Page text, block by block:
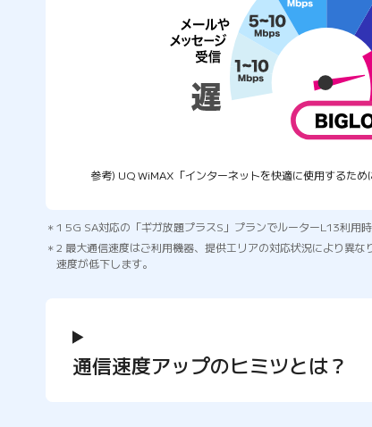
参考) UQ WiMAX「インターネットを快適に使用するた
1 5G SA対応の「ギガ放題プラスS」プランでルーターL13利用
2 最大通信速度はご利用機器、提供エリアの対応状況により異
速度が低下します。
通信速度アップのヒミツとは？